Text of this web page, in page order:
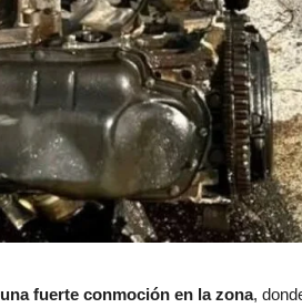
una fuerte conmoción en la zona,